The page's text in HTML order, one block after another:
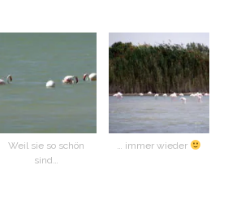
Weil sie so schön
sind…
… immer wieder